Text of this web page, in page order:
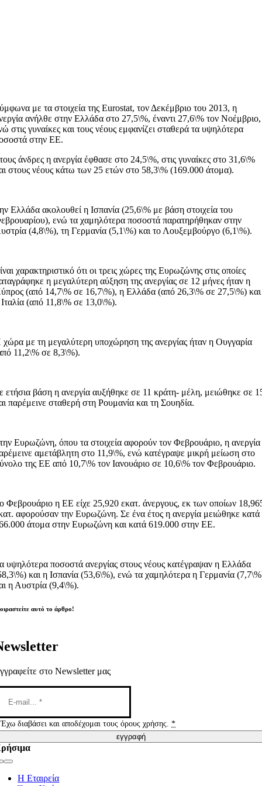
με τα στοιχεία της Eurostat, τον Δεκέμβριο του 2013, η
ανήλθε στην Ελλάδα στο 27,5\%, έναντι 27,6\% τον Νοέμβριο,
στις γυναίκες και τους νέους εμφανίζει σταθερά τα υψηλότερα
στην ΕΕ.
άνδρες η ανεργία έφθασε στο 24,5\%, στις γυναίκες στο 31,6\%
στους νέους κάτω των 25 ετών στο 58,3\% (169.000 άτομα).
Ελλάδα ακολουθεί η Ισπανία (25,6\% με βάση στοιχεία του
ενώ τα χαμηλότερα ποσοστά παρατηρήθηκαν στην
(4,8\%), τη Γερμανία (5,1\%) και το Λουξεμβούργο (6,1\%).
χαρακτηριστικό ότι οι τρεις χώρες της Ευρωζώνης στις οποίες
η μεγαλύτερη αύξηση της ανεργίας σε 12 μήνες ήταν η
(από 14,7\% σε 16,7\%), η Ελλάδα (από 26,3\% σε 27,5\%) και
(από 11,8\% σε 13,0\%).
με τη μεγαλύτερη υποχώρηση της ανεργίας ήταν η Ουγγαρία
11,2\% σε 8,3\%).
ετήσια βάση η ανεργία αυξήθηκε σε 11 κράτη- μέλη, μειώθηκε σε
παρέμεινε σταθερή στη Ρουμανία και τη Σουηδία.
Ευρωζώνη, όπου τα στοιχεία αφορούν τον Φεβρουάριο, η ανεργία
αμετάβλητη στο 11,9\%, ενώ κατέγραψε μικρή μείωση στο
της ΕΕ από 10,7\% τον Ιανουάριο σε 10,6\% τον Φεβρουάριο.
Φεβρουάριο η ΕΕ είχε 25,920 εκατ. άνεργους, εκ των οποίων
αφορούσαν την Ευρωζώνη. Σε ένα έτος η ανεργία μειώθηκε κατά
άτομα στην Ευρωζώνη και κατά 619.000 στην ΕΕ.
υψηλότερα ποσοστά ανεργίας στους νέους κατέγραψαν η Ελλάδα
και η Ισπανία (53,6\%), ενώ τα χαμηλότερα η Γερμανία
η Αυστρία (9,4\%).
αυτό το άρθρο!
στο Newsletter μας
Έχω διαβάσει και αποδέχομαι τους όρους χρήσης.*
εγγραφή
Η Εταιρεία